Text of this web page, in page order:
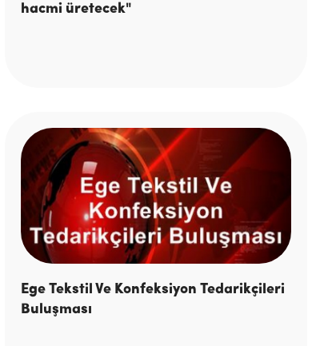
hacmi üretecek"
Ege Tekstil Ve Konfeksiyon Tedarikçileri
Buluşması